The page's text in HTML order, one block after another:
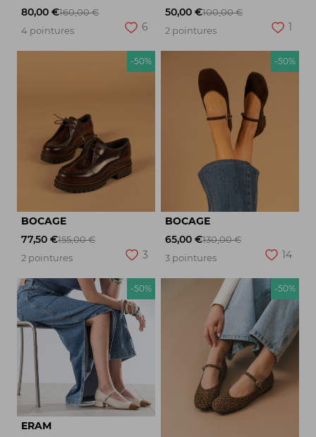
80,00 €160,00 €
4 pointures
6
50,00 €100,00 €
2 pointures
1
-50%
BOCAGE
77,50 €155,00 €
2 pointures
3
-50%
BOCAGE
65,00 €130,00 €
3 pointures
14
-50%
ERAM
-50%